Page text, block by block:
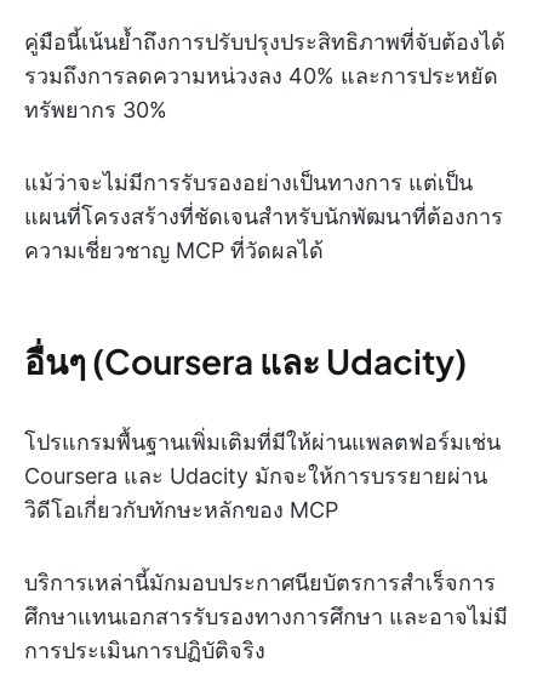
คู่มือนี้เน้นย้ำถึงการปรับปรุงประสิทธิภาพที่จับต้องได้
รวมถึงการลดความหน่วงลง 40% และการประหยัด
ทรัพยากร 30%
แม้ว่าจะไม่มีการรับรองอย่างเป็นทางการ แต่เป็น
แผนที่โครงสร้างที่ชัดเจนสำหรับนักพัฒนาที่ต้องการ
ความเชี่ยวชาญ MCP ที่วัดผลได้
อื่นๆ (Coursera และ Udacity)
โปรแกรมพื้นฐานเพิ่มเติมที่มีให้ผ่านแพลตฟอร์มเช่น
Coursera และ Udacity มักจะให้การบรรยายผ่าน
วิดีโอเกี่ยวกับทักษะหลักของ MCP
บริการเหล่านี้มักมอบประกาศนียบัตรการสำเร็จการ
ศึกษาแทนเอกสารรับรองทางการศึกษา และอาจไม่มี
การประเมินการปฏิบัติจริง